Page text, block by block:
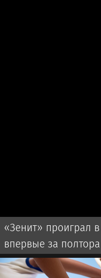
«Зенит» проиграл
впервые за